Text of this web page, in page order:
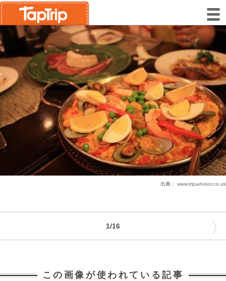
出典： www.tripadvisor.co.uk
1/16 〉
この画像が使われている記事